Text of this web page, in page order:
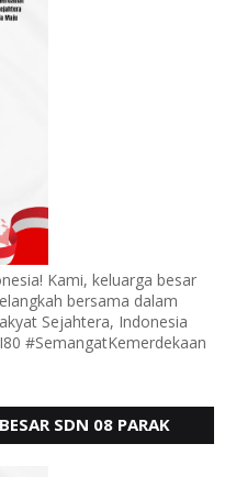
Kami, keluarga besar
bersama dalam
Sejahtera, Indonesia
#SemangatKemerdekaan
SDN 08 PARAK